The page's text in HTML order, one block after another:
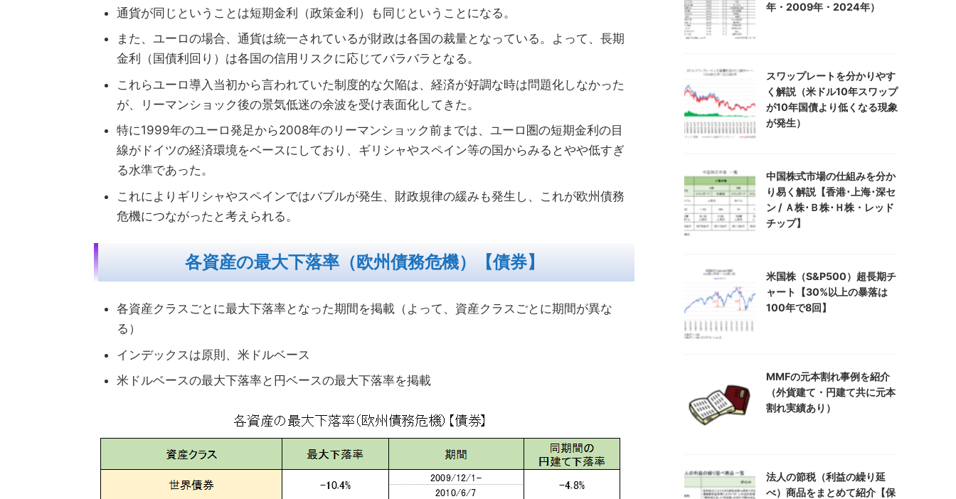
通貨が同じということは短期金利（政策金利）も同じということになる。
また、ユーロの場合、通貨は統一されているが財政は各国の裁量となっている。よって、長期
金利（国債利回り）は各国の信用リスクに応じてバラバラとなる。
これらユーロ導入当初から言われていた制度的な欠陥は、経済が好調な時は問題化しなかった
が、リーマンショック後の景気低迷の余波を受け表面化してきた。
特に1999年のユーロ発足から2008年のリーマンショック前までは、ユーロ圏の短期金利の目
線がドイツの経済環境をベースにしており、ギリシャやスペイン等の国からみるとやや低すぎ
る水準であった。
これによりギリシャやスペインではバブルが発生、財政規律の緩みも発生し、これが欧州債務
危機につながったと考えられる。
各資産の最大下落率（欧州債務危機）【債券】
各資産クラスごとに最大下落率となった期間を掲載（よって、資産クラスごとに期間が異な
る）
インデックスは原則、米ドルベース
米ドルベースの最大下落率と円ベースの最大下落率を掲載
年・2009年・2024年）
スワップレートを分かりやす
く解説（米ドル10年スワップ
が10年国債より低くなる現象
が発生）
中国株式市場の仕組みを分か
り易く解説【香港･上海･深セ
ン / Ａ株･Ｂ株･Ｈ株・レッド
チップ】
米国株（S&P500）超長期チ
ャート【30%以上の暴落は
100年で8回】
MMFの元本割れ事例を紹介
（外貨建て・円建て共に元本
割れ実績あり）
法人の節税（利益の繰り延
べ）商品をまとめて紹介【保